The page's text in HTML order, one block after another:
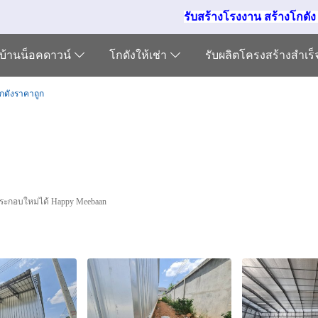
รับสร้างโรงงาน สร้างโกดัง
บ้านน็อคดาวน์ โกดังให้เช่า รับผลิตโครงสร้างสำเ
ดังราคาถูก
อบใหม่ได้ Happy Meebaan